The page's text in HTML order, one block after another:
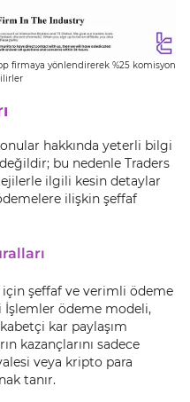
firmaya yönlendirerek %25 komisyon
hakkında yeterli bilgi
bu nedenle Traders
ilgili kesin detaylar
ilişkin şeffaf
şeffaf ve verimli ödeme
İşlemler ödeme modeli,
kar paylaşım
kazançlarını sadece
veya kripto para
tanır.